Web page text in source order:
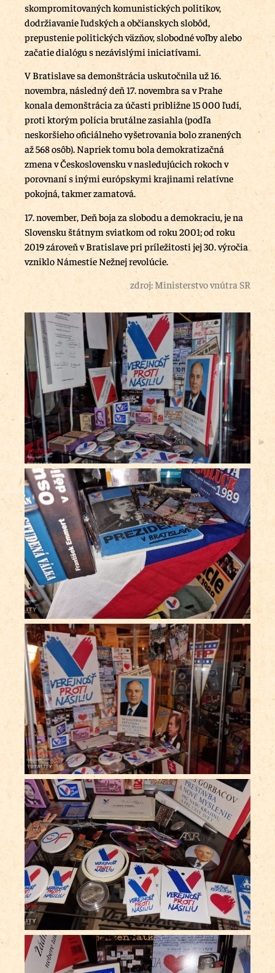
skompromitovaných komunistických politikov,
dodržiavanie ľudských a občianskych slobôd,
prepustenie politických väzňov, slobodné voľby alebo
začatie dialógu s nezávislými iniciatívami.
V Bratislave sa demonštrácia uskutočnila už 16.
novembra, následný deň 17. novembra sa v Prahe
konala demonštrácia za účasti približne 15 000 ľudí,
proti ktorým polícia brutálne zasiahla (podľa
neskoršieho oficiálneho vyšetrovania bolo zranených
až 568 osôb). Napriek tomu bola demokratizačná
zmena v Československu v nasledujúcich rokoch v
porovnaní s inými európskymi krajinami relatívne
pokojná, takmer zamatová.
17. november, Deň boja za slobodu a demokraciu, je na
Slovensku štátnym sviatkom od roku 2001; od roku
2019 zároveň v Bratislave pri príležitosti jej 30. výročia
vzniklo Námestie Nežnej revolúcie.
zdroj: Ministerstvo vnútra SR